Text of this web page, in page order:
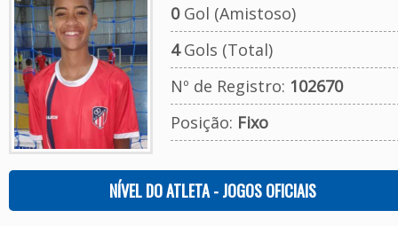
0Gol (Amistoso)
4Gols (Total)
Nº de Registro: 102670
Posição: Fixo
NÍVEL DO ATLETA - JOGOS OFICIAIS